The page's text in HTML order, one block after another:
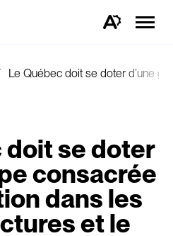
Ouvrez
d'accessibilité.
la
Le Québec doit se doter d’une
doit se doter
consacrée
dans les
et le